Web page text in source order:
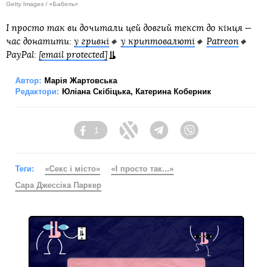
Getty Images / «Бабель»
І просто так ви дочитали цей довгий текст до кінця —
час донатити: у гривні 🔸 у криптовалюті 🔸 Patreon 🔸
PayPal: [email protected]
Автор: Марія Жартовська
Редактори: Юліана Скібіцька, Катерина Коберник
Facebook
1
Twitter Telegram
Теги: «Секс і місто»
«І просто так...»
Сара Джессіка Паркер